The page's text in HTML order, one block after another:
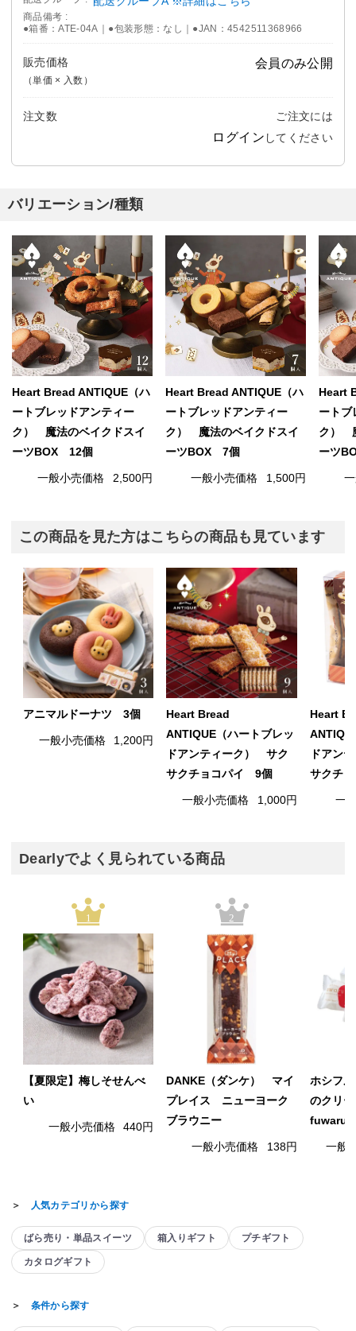
商品備考
●箱番：ATE-04A｜●包装形態：なし｜●JAN：4542511368966
販売価格
（単価 × 入数）
会員のみ公開
注文数 ご注文には
ログイン してください
バリエーション/種類
Heart Bread ANTIQUE（ハ
ートブレッドアンティー
ク） 魔法のベイクドスイ
ーツBOX 12個
一般小売価格 2,500円
Heart Bread ANTIQUE（ハ
ートブレッドアンティー
ク） 魔法のベイクドスイ
ーツBOX 7個
一般小売価格 1,500円
Heart
ートブ
ク）
ーツ
この商品を見た方はこちらの商品も見ています
アニマルドーナツ 3個
一般小売価格 1,200円
Heart Bread
ANTIQUE（ハートブレッ
ドアンティーク） サク
サクチョコパイ 9個
一般小売価格 1,000円
Heart
ドアン
サクチ
一
Dearlyでよく見られている商品
1
【夏限定】梅しそせんべ
い
一般小売価格 440円
2
DANKE（ダンケ） マイ
プレイス ニューヨーク
ブラウニー
一般小売価格 138円
ホシフ
のクリ
fuwaru
一般
＞ 人気カテゴリから探す
ばら売り・単品スイーツ 箱入りギフト プチギフト
カタログギフト
＞ 条件から探す